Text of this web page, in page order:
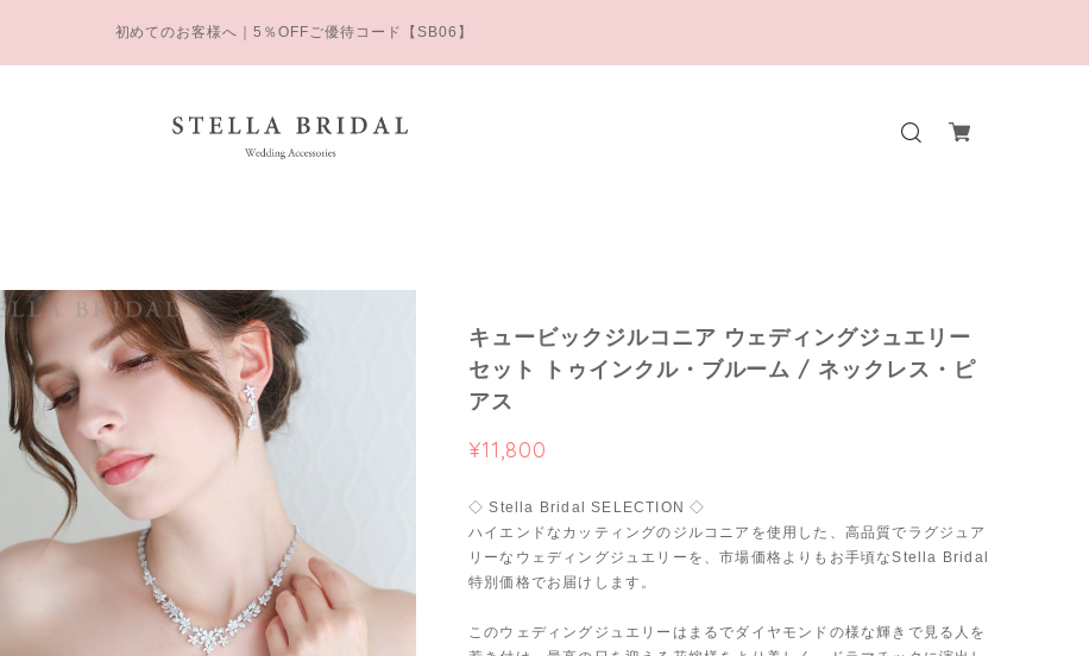
初めてのお客様へ｜5％OFFご優待コード【SB06】
キュービックジルコニア ウェディングジュエリー
セット トゥインクル・ブルーム / ネックレス・ピ
アス
¥11,800
◇ Stella Bridal SELECTION ◇
ハイエンドなカッティングのジルコニアを使用した、高品質でラグジュア
リーなウェディングジュエリーを、市場価格よりもお手頃なStella Bridal
特別価格でお届けします。
このウェディングジュエリーはまるでダイヤモンドの様な輝きで見る人を